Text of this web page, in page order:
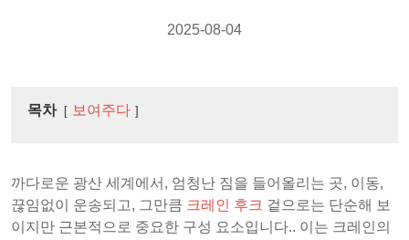
2025-08-04
목차 보여주다
까다로운 광산 세계에서, 엄청난 짐을 들어올리는 곳, 이동,
끊임없이 운송되고, 그만큼 크레인 후크 겉으로는 단순해 보
이지만 근본적으로 중요한 구성 요소입니다.. 이는 크레인의